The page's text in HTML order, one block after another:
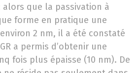
que la passivation à
forme en pratique une
2 nm, il a été constaté
a permis d’obtenir une
fois plus épaisse (10 nm). De